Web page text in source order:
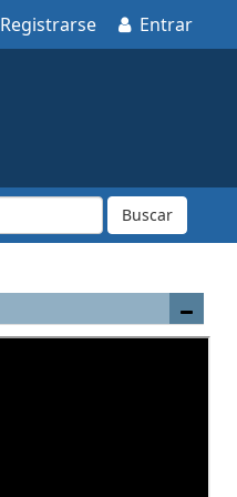
Registrarse Entrar
Buscar